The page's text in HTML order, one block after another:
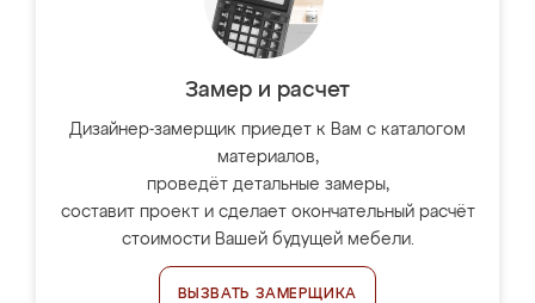
Замер и расчет
Дизайнер-замерщик приедет к Вам с каталогом
материалов,
проведёт детальные замеры,
составит проект и сделает окончательный расчёт
стоимости Вашей будущей мебели.
ВЫЗВАТЬ ЗАМЕРЩИКА